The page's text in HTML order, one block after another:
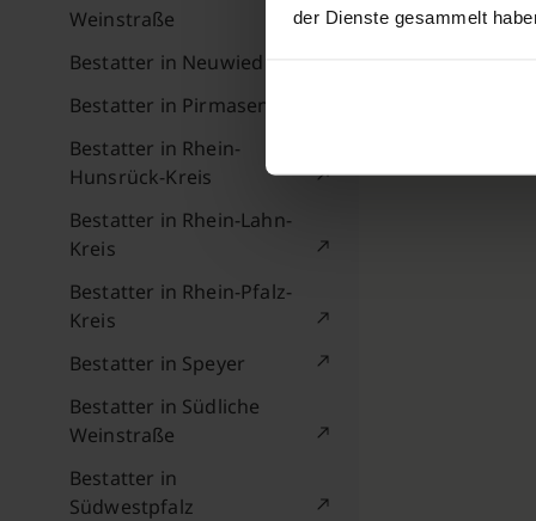
der Dienste gesammelt
Weinstraße
Bestatter in Neuwied
Bestatter in Pirmasens
Bestatter in Rhein-
Hunsrück-Kreis
Bestatter in Rhein-Lahn-
Kreis
Bestatter in Rhein-Pfalz-
Kreis
Bestatter in Speyer
Bestatter in Südliche
Weinstraße
Bestatter in
Südwestpfalz